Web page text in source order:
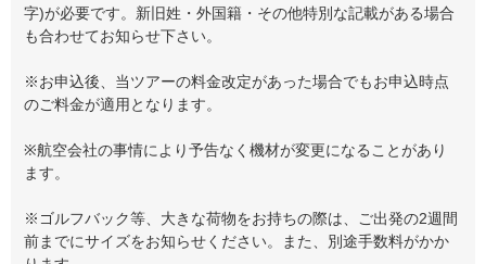
字)が必要です。新旧姓・外国籍・その他特別な記載がある場合
も合わせてお知らせ下さい。
※お申込後、当ツアーの料金改定があった場合でもお申込時点
のご料金が適用となります。
※航空会社の事情により予告なく機材が変更になることがあり
ます。
※ゴルフバック等、大きな荷物をお持ちの際は、ご出発の2週間
前までにサイズをお知らせください。また、別途手数料がかか